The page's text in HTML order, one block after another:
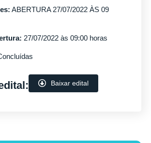
ABERTURA 27/07/2022 ÀS 09
27/07/2022 às 09:00 horas
Baixar edital